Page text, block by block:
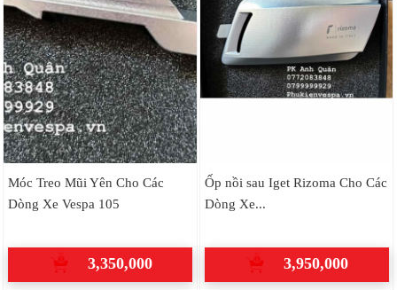
Móc Treo Mũi Yên Cho Các
Dòng Xe Vespa 105
3,350,000
Ốp nồi sau Iget Rizoma Cho Các
Dòng Xe...
3,950,000